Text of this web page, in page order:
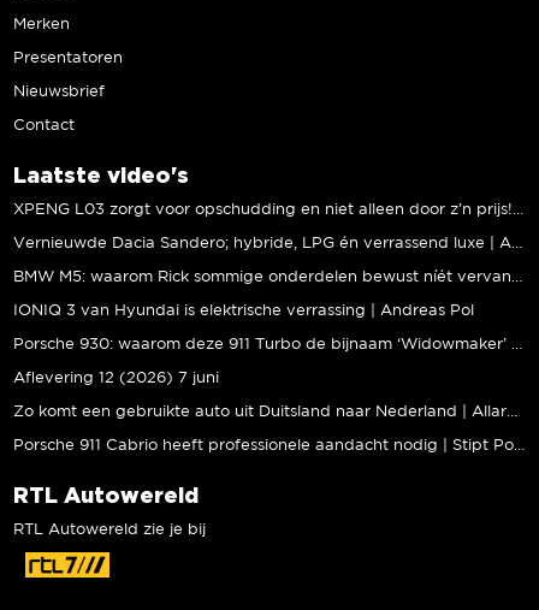
Merken
Presentatoren
Nieuwsbrief
Contact
Laatste video's
XPENG L03 zorgt voor opschudding en niet alleen door z’n prijs! | Jeroen Mul
Vernieuwde Dacia Sandero; hybride, LPG én verrassend luxe | Andreas Pol
BMW M5: waarom Rick sommige onderdelen bewust níét vervangt | Stipt Polish Point
IONIQ 3 van Hyundai is elektrische verrassing | Andreas Pol
Porsche 930: waarom deze 911 Turbo de bijnaam ‘Widowmaker’ kreeg | Gallery Aaldering
Aflevering 12 (2026) 7 juni
Zo komt een gebruikte auto uit Duitsland naar Nederland | Allard Kalff
Porsche 911 Cabrio heeft professionele aandacht nodig | Stipt Polish Point
RTL Autowereld
RTL Autowereld zie je bij